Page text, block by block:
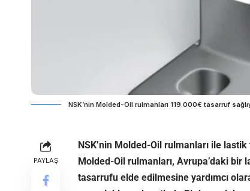
NSK’nin Molded-Oil rulmanları 119.000€ tasarruf
PAYLAŞ
NSK’nin Molded-Oil rulmanları ile
Molded-Oil rulmanları, Avrupa’daki bir
tasarrufu elde edilmesine yardımcı